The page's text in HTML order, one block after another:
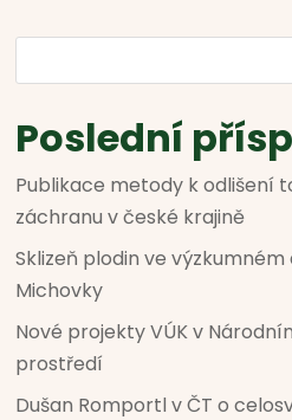
Poslední
Publikace metody k odlišení
záchranu v české krajině
Sklizeň plodin ve
Michovky
Nové projekty VÚK v
prostředí
Dušan Romportl v ČT o